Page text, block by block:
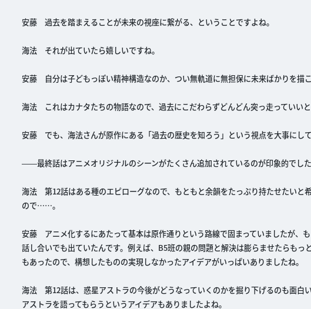
安藤 過去を踏まえることが未来の視座に繋がる、ということですよね。
海法 それが出ていたら嬉しいですね。
安藤 自分は子どもっぽい精神構造なのか、つい無軌道に無担保に未来ばかりを描こ
海法 これはカナタたちの物語なので、過去にこだわらずどんどん突っ走っていいと
安藤 でも、海法さんが原作にある「過去の歴史を知ろう」という視点を大事にし
――最終話はアニメオリジナルのシーンがたくさん追加されているのが印象的でした
海法 第12話はある種のエピローグなので、もともと余韻をたっぷり持たせたいと
ので……。
安藤 アニメ化するにあたって基本は原作通りという路線で固まっていましたが、
話し合いでも出ていたんです。例えば、B5班の親の問題と解決は膨らませたらも
もあったので、構想したものの実現しなかったアイデアがいっぱいありましたね。
海法 第12話は、惑星アストラの今後がどうなっていくのかを掘り下げるのも面白
アストラを語ってもらうというアイデアもありましたよね。